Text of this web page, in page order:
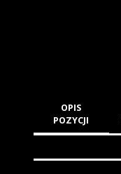
OPIS
POZYCJI